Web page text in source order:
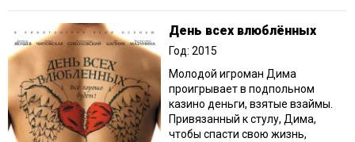
День всех влюблённых
Год: 2015
Молодой игроман Дима
проигрывает в подпольном
казино деньги, взятые взаймы.
Привязанный к стулу, Дима,
чтобы спасти свою жизнь,